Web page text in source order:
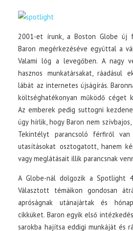
2001-et írunk, a Boston Globe új
Baron megérkezéséve egyúttal a
Valami lóg a levegőben. A nagy
hasznos munkatársakat,
lábát az internetes újságírás.
költséghatékonyan működő céget
Az emberek pedig suttogni
úgy hírlik, hogy Baron nem
Tekintélyt parancsoló férfiről
utasításokat osztogatott, hanem
vagy meglátásait illik parancsnak
A Globe-nál dolgozik a Spotlight
Választott témáikon gondosan
apróságnak utánajártak és
cikküket. Baron egyik első
sarokba hajítsa eddigi munkáját és